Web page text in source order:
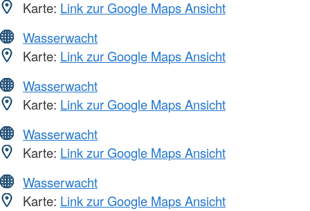
Karte: Link zur Google Maps Ansicht
Wasserwacht
Karte: Link zur Google Maps Ansicht
Wasserwacht
Karte: Link zur Google Maps Ansicht
Wasserwacht
Karte: Link zur Google Maps Ansicht
Wasserwacht
Karte: Link zur Google Maps Ansicht